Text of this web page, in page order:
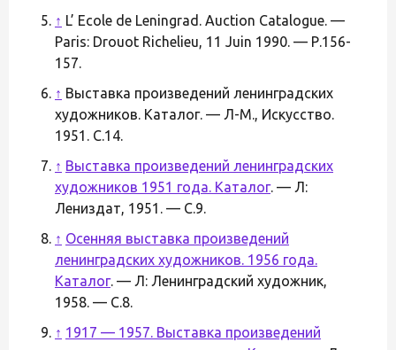
↑ L’ Ecole de Leningrad. Auction Catalogue. —
Paris: Drouot Richelieu, 11 Juin 1990. — Р.156-
157.
↑ Выставка произведений ленинградских
художников. Каталог. — Л-М., Искусство.
1951. С.14.
↑ Выставка произведений ленинградских
художников 1951 года. Каталог. — Л:
Лениздат, 1951. — С.9.
↑ Осенняя выставка произведений
ленинградских художников. 1956 года.
Каталог. — Л: Ленинградский художник,
1958. — С.8.
↑ 1917 — 1957. Выставка произведений